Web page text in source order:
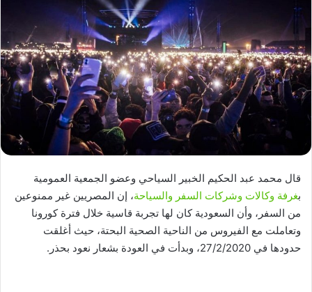
قال محمد عبد الحكيم الخبير السياحي وعضو الجمعية العمومية
بغرفة وكالات وشركات السفر والسياحة، إن المصريين غير ممنوعين
من السفر، وأن السعودية كان لها تجربة قاسية خلال فترة كورونا
وتعاملت مع الفيروس من الناحية الصحية البحتة، حيث أغلقت
حدودها في 27/2/2020، وبدأت في العودة بشعار نعود بحذر.